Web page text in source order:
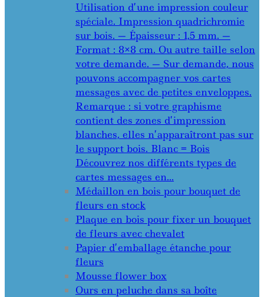
Utilisation d’une impression couleur
spéciale. Impression quadrichromie
sur bois. — Épaisseur : 1,5 mm. —
Format : 8×8 cm. Ou autre taille selon
votre demande. — Sur demande, nous
pouvons accompagner vos cartes
messages avec de petites enveloppes.
Remarque : si votre graphisme
contient des zones d’impression
blanches, elles n’apparaîtront pas sur
le support bois. Blanc = Bois
Découvrez nos différents types de
cartes messages en…
Médaillon en bois pour bouquet de
fleurs en stock
Plaque en bois pour fixer un bouquet
de fleurs avec chevalet
Papier d’emballage étanche pour
fleurs
Mousse flower box
Ours en peluche dans sa boîte